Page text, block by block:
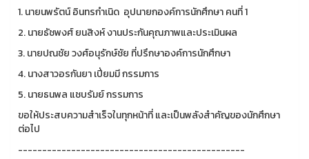
1. นายนพรัตน์ อินทรกำเนิด อุปนายกองค์การนักศึกษา คนที่ 1
2. นายธัชพงศ์ ยนสิงห์ งานประกันคุณภาพและประเมินผล
3. นายปณชัย วงศ์อนุรักษ์ชัย ที่ปรึกษาองค์การนักศึกษา
4. นางสาวอรกันยา เปี่ยมมี กรรมการ
5. นายธนพล แชบรัมย์ กรรมการ
ขอให้ประสบความสำเร็จในทุกหน้าที่ และเป็นพลังสำคัญของนักศึกษา
ต่อไป
-----------------------------------------------